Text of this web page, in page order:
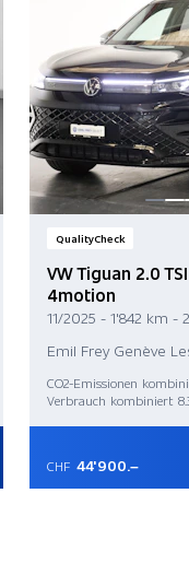
QualityCheck
VW Tiguan 2.0
4motion
11/2025 - 1'842 km -
Emil Frey Genève
CO2-Emissionen
Verbrauch kombiniert
CHF 44'900.–